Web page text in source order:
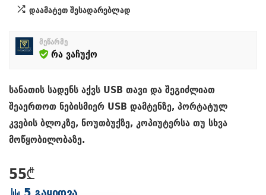
დაამატეთ შესადარებლად
მეწარმე
რა ვაჩუქო
სანათის სადენს აქვს USB თავი და შეგიძლიათ
შეაერთოთ ნებისმიერ USB დამტენზე, პორტატულ
კვების ბლოკზე, ნოუთბუქზე, კოპიუტერსა თუ სხვა
მოწყობილობაზე.
55₾